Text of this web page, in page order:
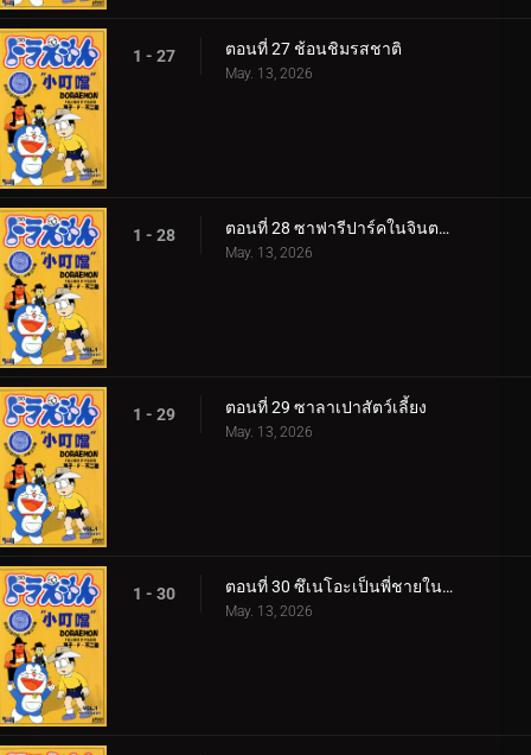
1 - 27 ตอนที่ 27 ช้อนชิมรสชาติ
May. 13, 2026
1 - 28 ตอนที่ 28 ซาฟารีปาร์คในจินตนาการ กับ ขลุ่ยแห่งคำสัญญา
May. 13, 2026
1 - 29 ตอนที่ 29 ซาลาเปาสัตว์เลี้ยง
May. 13, 2026
1 - 30 ตอนที่ 30 ซึเนโอะเป็นพี่ชายในอุดมคติ
May. 13, 2026